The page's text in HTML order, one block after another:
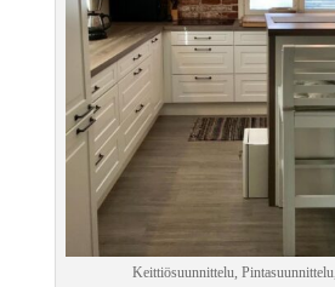
Keittiösuunnittelu,